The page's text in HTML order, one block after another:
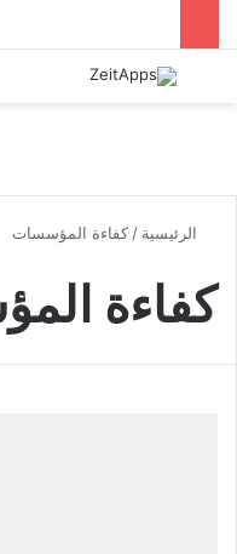
بحث عن
الرئيسية / كفاءة المؤسسات
كفاءة